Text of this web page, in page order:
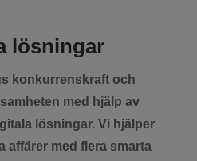
lösningar
konkurrenskraft och
med hjälp av
lösningar. Vi hjälper
affärer med flera smarta